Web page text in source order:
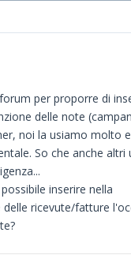
per proporre di
delle note
noi la usiamo molto
So che anche altri
inserire nella
delle ricevute/fatture